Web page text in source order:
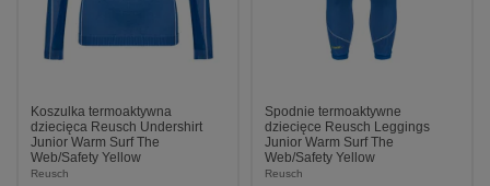
Koszulka termoaktywna
dziecięca Reusch Undershirt
Junior Warm Surf The
Web/Safety Yellow
Reusch
Spodnie termoaktywne
dziecięce Reusch Leggings
Junior Warm Surf The
Web/Safety Yellow
Reusch